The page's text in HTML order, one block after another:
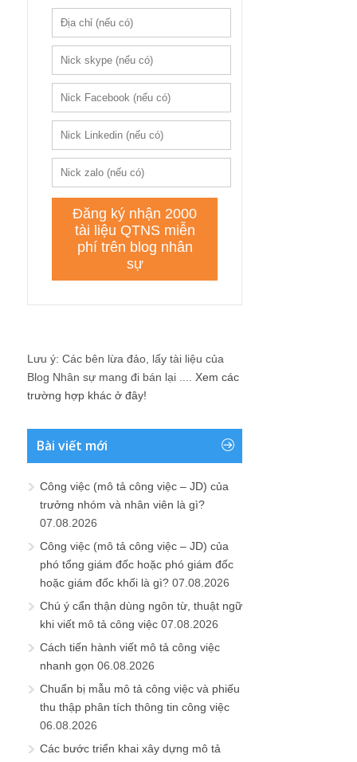
Lưu ý: Các bên lừa đảo, lấy tài liệu của
Blog Nhân sự mang đi bán lại .... Xem các
trường hợp khác ở đây!
Bài viết mới
Công việc (mô tả công việc – JD) của
trưởng nhóm và nhân viên là gì?
07.08.2026
Công việc (mô tả công việc – JD) của
phó tổng giám đốc hoặc phó giám đốc
hoặc giám đốc khối là gì? 07.08.2026
Chú ý cẩn thận dùng ngôn từ, thuật ngữ
khi viết mô tả công việc 07.08.2026
Cách tiến hành viết mô tả công việc
nhanh gọn 06.08.2026
Chuẩn bị mẫu mô tả công việc và phiếu
thu thập phân tích thông tin công việc
06.08.2026
Các bước triển khai xây dựng mô tả